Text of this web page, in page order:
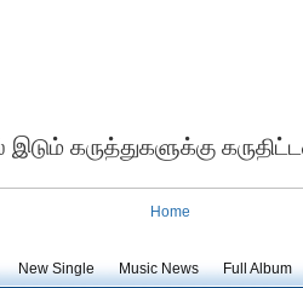
இடும் கருத்துகளுக்கு
Home
New Single Music News Full Album